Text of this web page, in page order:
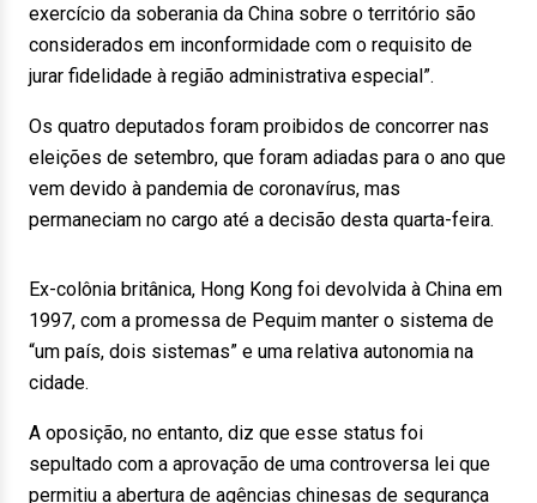
exercício da soberania da China sobre o território são
considerados em inconformidade com o requisito de
jurar fidelidade à região administrativa especial”.
Os quatro deputados foram proibidos de concorrer nas
eleições de setembro, que foram adiadas para o ano que
vem devido à pandemia de coronavírus, mas
permaneciam no cargo até a decisão desta quarta-feira.
Ex-colônia britânica, Hong Kong foi devolvida à China em
1997, com a promessa de Pequim manter o sistema de
“um país, dois sistemas” e uma relativa autonomia na
cidade.
A oposição, no entanto, diz que esse status foi
sepultado com a aprovação de uma controversa lei que
permitiu a abertura de agências chinesas de segurança